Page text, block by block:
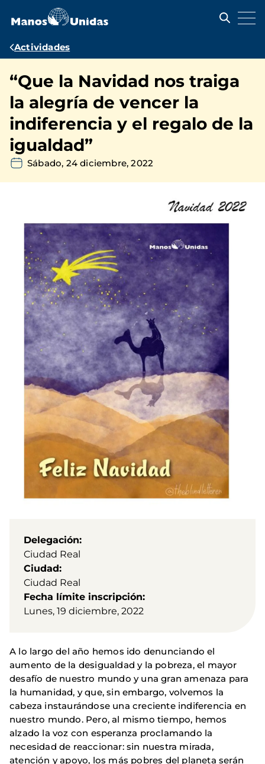
contenido
Ruta
navegación
Actividades
“Que la Navidad nos traiga
la alegría de vencer la
indiferencia y el regalo de la
igualdad”
Sábado, 24 diciembre, 2022
Delegación
Ciudad Real
Ciudad
Ciudad Real
Fecha límite inscripción
Lunes, 19 diciembre, 2022
A lo largo del año hemos ido denunciando el
aumento de la desigualdad y la pobreza, el mayor
desafío de nuestro mundo y una gran amenaza para
la humanidad, y que, sin embargo, volvemos la
cabeza instaurándose una creciente indiferencia en
nuestro mundo. Pero, al mismo tiempo, hemos
alzado la voz con esperanza proclamando la
necesidad de reaccionar: sin nuestra mirada,
atención y apoyo, los más pobres del planeta serán